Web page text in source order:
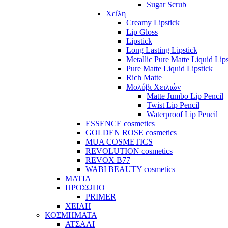
Sugar Scrub
Χείλη
Creamy Lipstick
Lip Gloss
Lipstick
Long Lasting Lipstick
Metallic Pure Matte Liquid
Pure Matte Liquid Lipstick
Rich Matte
Μολύβι Χειλιών
Matte Jumbo Lip Pencil
Twist Lip Pencil
Waterproof Lip Pencil
ESSENCE cosmetics
GOLDEN ROSE cosmetics
MUA COSMETICS
REVOLUTION cosmetics
REVOX B77
WABI BEAUTY cosmetics
ΜΑΤΙΑ
ΠΡΟΣΩΠΟ
PRIMER
ΧΕΙΛΗ
ΚΟΣΜΗΜΑΤΑ
ΑΤΣΑΛΙ